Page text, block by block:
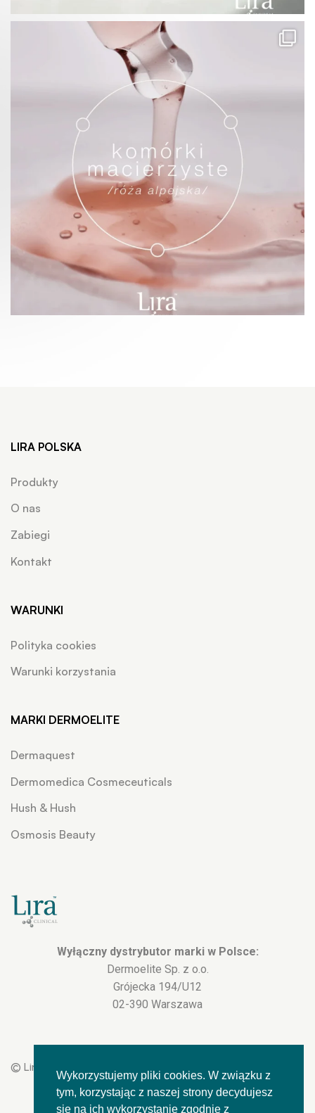
LIRA POLSKA
Produkty
O nas
Zabiegi
Kontakt
WARUNKI
Polityka cookies
Warunki korzystania
MARKI DERMOELITE
Dermaquest
Dermomedica Cosmeceuticals
Hush & Hush
Osmosis Beauty
© Lira Polska 2023
Wyłączny dystrybutor marki w Polsce:
Dermoelite Sp. z o.o.
Grójecka 194/U12
02-390 Warszawa
Wykorzystujemy pliki cookies. W związku z
tym, korzystając z naszej strony decydujesz
się na ich wykorzystanie zgodnie z